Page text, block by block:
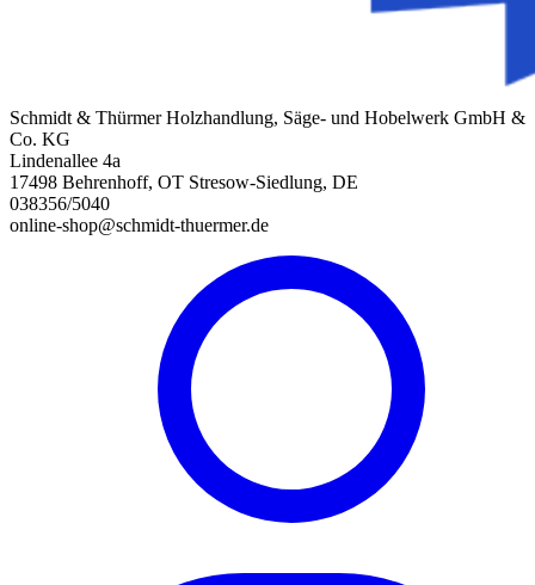
Schmidt & Thürmer Holzhandlung, Säge- und Hobelwerk GmbH &
Co. KG
Lindenallee 4a
17498 Behrenhoff, OT Stresow-Siedlung, DE
038356/5040
online-shop@schmidt-thuermer.de